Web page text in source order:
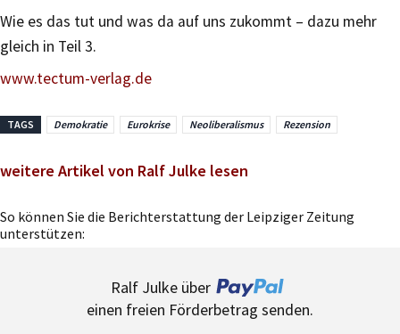
Wie es das tut und was da auf uns zukommt – dazu mehr
gleich in Teil 3.
www.tectum-verlag.de
TAGS Demokratie Eurokrise Neoliberalismus Rezension
weitere Artikel von Ralf Julke lesen
So können Sie die Berichterstattung der Leipziger Zeitung
unterstützen:
Ralf Julke über
einen freien Förderbetrag senden.